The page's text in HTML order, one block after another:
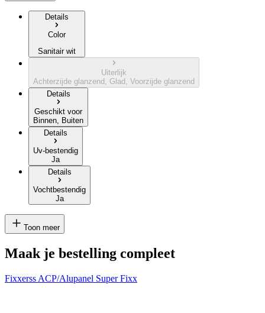
Details
Color
Sanitair wit
Uiterlijk
Achterzijde glanzend, Glad, Voorzijde glanzend
Details
Geschikt voor
Binnen, Buiten
Details
Uv-bestendig
Ja
Details
Vochtbestendig
Ja
Toon meer
Maak je bestelling compleet
Fixxerss ACP/Alupanel Super Fixx